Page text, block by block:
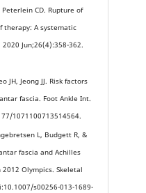
Peterlein CD. Rupture of
therapy: A systematic
Jun;26(4):358-362.
JH, Jeong JJ. Risk factors
fascia. Foot Ankle Int.
1071100713514564.
L, Budgett R, &
fascia and Achilles
Olympics. Skeletal
s00256-013-1689-